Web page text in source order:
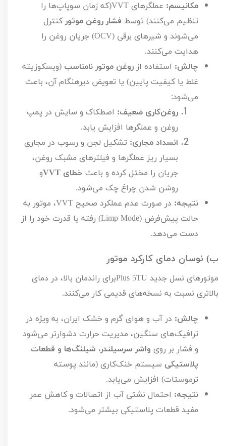
مکانیسم: عملگرهای VVT(که زمان سوپاپ‌ها را
تنظیم می‌کنند) توسط فشار روغن موتور کنترل
می‌شوند و شیرهای برقی (OCV) جریان روغن را
هدایت می‌کنند.
چالش: استفاده از روغن موتور نامناسب (ویسکوزیته
غلط یا کیفیت پایین) یا تعویض دیرهنگام آن، باعث
می‌شود:
روغن‌کاری ضعیف: اصطکاک و سایش در پمپ
روغن و عملگرها افزایش یابد.
انسداد مجاری: تشکیل لجن و رسوب در مجاری
بسیار ریز عملگرها و فیلترهای مشبک روغن،
جریان را مختل کرده و باعث خطای VVTو
روشن شدن چراغ چک می‌شود.
نتیجه: در صورت عدم عملکرد صحیح VVT، موتور به
حالت پیش‌فرض (Limp Mode) رفته یا قدرت خود را از
دست می‌دهد.
ب) نوسان دمای کارکرد موتور
موتورهای نسل جدید TU
5
Plusبرای راندمان بالا، در دمای
بالاتری نسبت به نسخه‌های قدیمی کار می‌کنند.
چالش: در آب و هوای گرم و خشک ایران، به ویژه در
ترافیک‌های سنگین، مدیریت حرارت دشوارتر می‌شود
و فشار بر روی واشر سرسیلندر، شیلنگ‌ها و قطعات
پلاستیکی سیستم خنک‌کاری (مانند پوسته
ترموستات) افزایش می‌یابد.
نتیجه: احتمال نشتی آب از اتصالات و کاهش عمر
مفید قطعات پلاستیکی بیشتر می‌شود.